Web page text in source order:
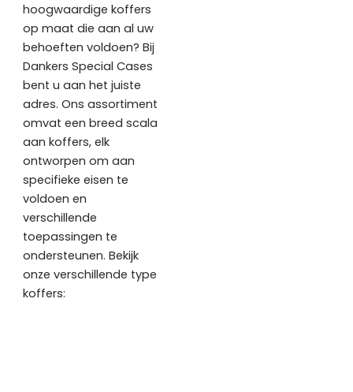
hoogwaardige koffers
op maat die aan al uw
behoeften voldoen? Bij
Dankers Special Cases
bent u aan het juiste
adres. Ons assortiment
omvat een breed scala
aan koffers, elk
ontworpen om aan
specifieke eisen te
voldoen en
verschillende
toepassingen te
ondersteunen. Bekijk
onze verschillende type
koffers: